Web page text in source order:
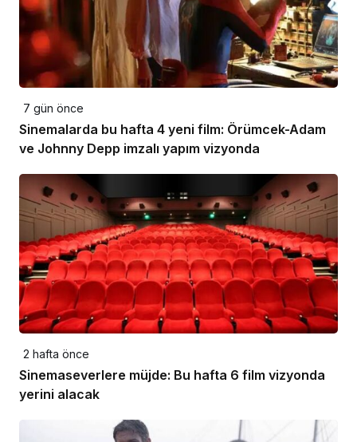
7 gün önce
Sinemalarda bu hafta 4 yeni film: Örümcek-Adam
ve Johnny Depp imzalı yapım vizyonda
2 hafta önce
Sinemaseverlere müjde: Bu hafta 6 film vizyonda
yerini alacak